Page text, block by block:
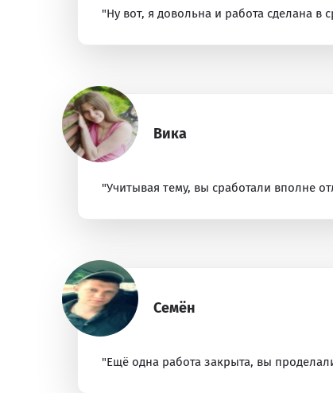
"Ну вот, я довольна и работа сделана в
Вика
"Учитывая тему, вы сработали вполне
Семён
"Ещё одна работа закрыта, вы